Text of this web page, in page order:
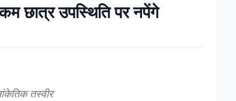
छात्र उपस्थिति पर नपेंगे
तस्वीर